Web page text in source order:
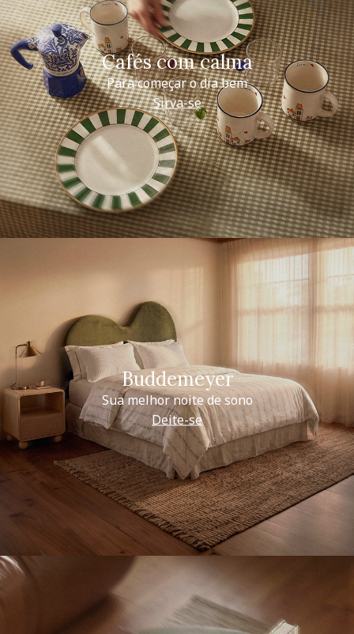
Cafés com calma
Para começar o dia bem
Sirva-se
Buddemeyer
Sua melhor noite de sono
Deite-se